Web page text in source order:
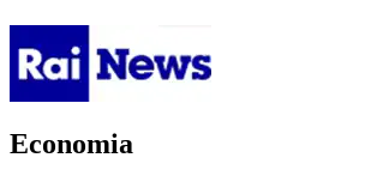
Economia